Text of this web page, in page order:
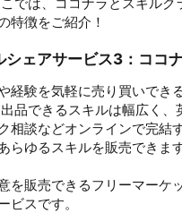
特徴をご紹介！
シェアサービス3：ココ
経験を気軽に売り買いでき
品できるスキルは幅広く、
相談などオンラインで完結
らゆるスキルを販売できます
を販売できるフリーマーケ
ビスです。